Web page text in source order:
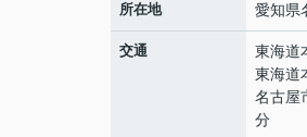
所在地 愛知県
交通 東海道
東海道
名古屋
分